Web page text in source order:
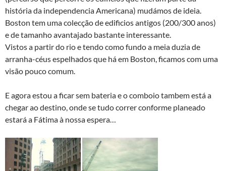
história da independencia Americana) mudámos de ideia.
Boston tem uma colecção de edificios antigos (200/300 anos)
e de tamanho avantajado bastante interessante.
Vistos a partir do rio e tendo como fundo a meia duzia de
arranha-céus espelhados que há em Boston, ficamos com uma
visão pouco comum.
E agora estou a ficar sem bateria e o comboio tambem está a
chegar ao destino, onde se tudo correr conforme planeado
estará a Fátima à nossa espera…